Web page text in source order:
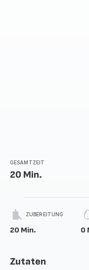
GESAMTZEIT
20 Min.
ZUBEREITUNG
20 Min. 0
Zutaten